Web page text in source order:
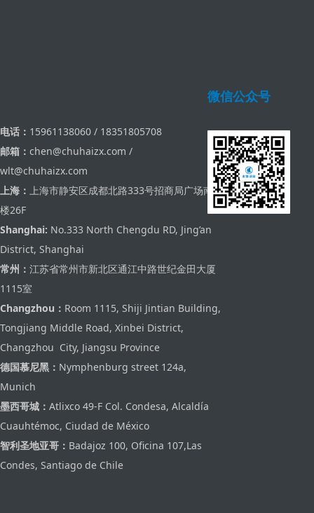
微信公众号
电话： 15961138060 / 18351805708
邮箱： chen@chuhaizx.com /
wlt@chuhaizx.com
上海： 上海市静安区成都北路333号招商局广场南
楼26F
Shanghai: No.333 North Chengdu RD, Jing’an
District, Shanghai
常州： 江苏省常州市新北区通江中路世纪金田大厦
1115室
Changzhou： Room 1115, Shiji Jintian Building,
Tongjiang Middle Road, Xinbei District,
Changzhou City, Jiangsu Province
德国慕尼黑： Nymphenburg street 124a,
Munich
墨西哥城： Atlixco 49-F Col. Condesa, Alcaldía
Cuauhtémoc, Ciudad de México
智利圣地亚哥： Badajoz 100, Oficina 107,Las
Condes, Santiago de Chile